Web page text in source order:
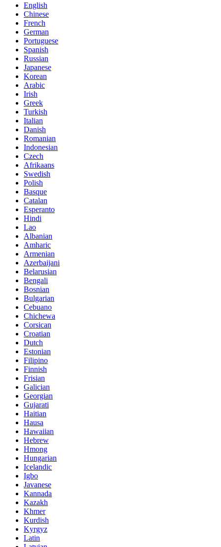
English
Chinese
French
German
Portuguese
Spanish
Russian
Japanese
Korean
Arabic
Irish
Greek
Turkish
Italian
Danish
Romanian
Indonesian
Czech
Afrikaans
Swedish
Polish
Basque
Catalan
Esperanto
Hindi
Lao
Albanian
Amharic
Armenian
Azerbaijani
Belarusian
Bengali
Bosnian
Bulgarian
Cebuano
Chichewa
Corsican
Croatian
Dutch
Estonian
Filipino
Finnish
Frisian
Galician
Georgian
Gujarati
Haitian
Hausa
Hawaiian
Hebrew
Hmong
Hungarian
Icelandic
Igbo
Javanese
Kannada
Kazakh
Khmer
Kurdish
Kyrgyz
Latin